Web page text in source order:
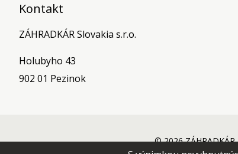
Kontakt
ZÁHRADKÁR Slovakia s.r.o.
Holubyho 43
902 01 Pezinok
© 2026